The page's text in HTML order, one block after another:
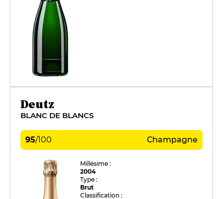
Deutz
BLANC DE BLANCS
95/100 Champagne
Millésime :
2004
Type :
Brut
Classification :